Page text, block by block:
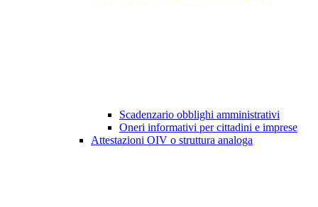
Scadenzario obblighi amministrativi
Oneri informativi per cittadini e imprese
Attestazioni OIV o struttura analoga